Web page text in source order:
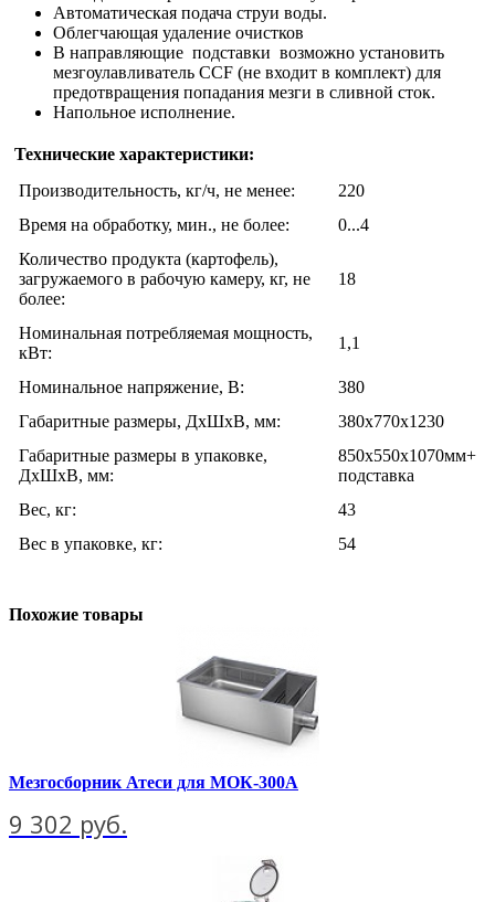
Автоматическая подача струи воды.
Облегчающая удаление очистков
В направляющие подставки возможно установить
мезгоулавливатель ССF (не входит в комплект) для
предотвращения попадания мезги в сливной сток.
Напольное исполнение.
Технические характеристики:
Производительность, кг/ч, не менее:
220
Время на обработку, мин., не более:
0...4
Количество продукта (картофель),
загружаемого в рабочую камеру, кг, не
более:
18
Номинальная потребляемая мощность,
кВт:
1,1
Номинальное напряжение, В:
380
Габаритные размеры, ДхШхВ, мм:
380х770х1230
Габаритные размеры в упаковке,
ДхШхВ, мм:
850х550х1070мм+
подставка
Вес, кг:
43
Вес в упаковке, кг:
54
Похожие товары
Мезгосборник Атеси для МОК-300А
9 302 руб.